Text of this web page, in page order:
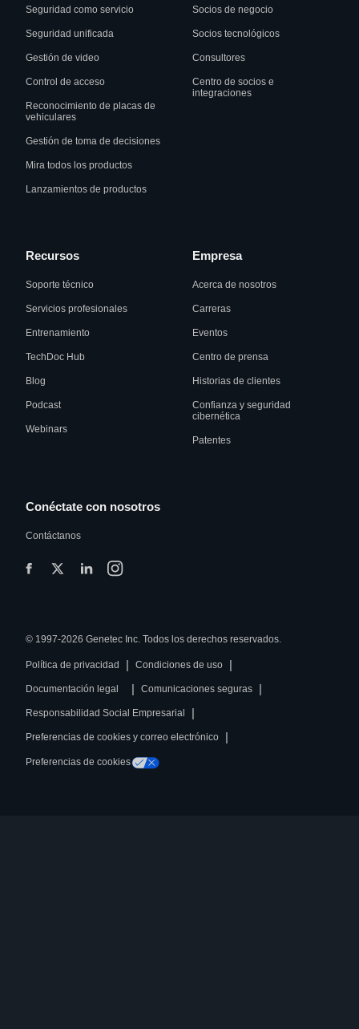
Seguridad como servicio
Seguridad unificada
Gestión de video
Control de acceso
Reconocimiento de placas de
vehiculares
Gestión de toma de decisiones
Mira todos los productos
Lanzamientos de productos
Socios de negocio
Socios tecnológicos
Consultores
Centro de socios e
integraciones
Recursos
Soporte técnico
Servicios profesionales
Entrenamiento
TechDoc Hub
Blog
Podcast
Webinars
Empresa
Acerca de nosotros
Carreras
Eventos
Centro de prensa
Historias de clientes
Confianza y seguridad
cibernética
Patentes
Conéctate con nosotros
Contáctanos
© 1997-2026 Genetec Inc. Todos los derechos reservados.
Política de privacidad | Condiciones de uso |
Documentación legal | Comunicaciones seguras |
Responsabilidad Social Empresarial |
Preferencias de cookies y correo electrónico |
Preferencias de cookies